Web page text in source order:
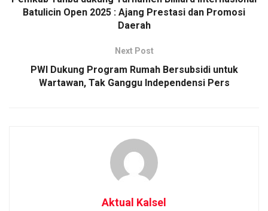
Batulicin Open 2025 : Ajang Prestasi dan Promosi
Daerah
Next Post
PWI Dukung Program Rumah Bersubsidi untuk
Wartawan, Tak Ganggu Independensi Pers
Aktual Kalsel